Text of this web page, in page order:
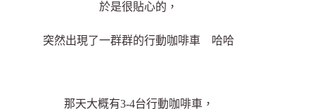
於是很貼心的，
突然出現了一群群的行動咖啡車 哈哈
那天大概有3-4台行動咖啡車，